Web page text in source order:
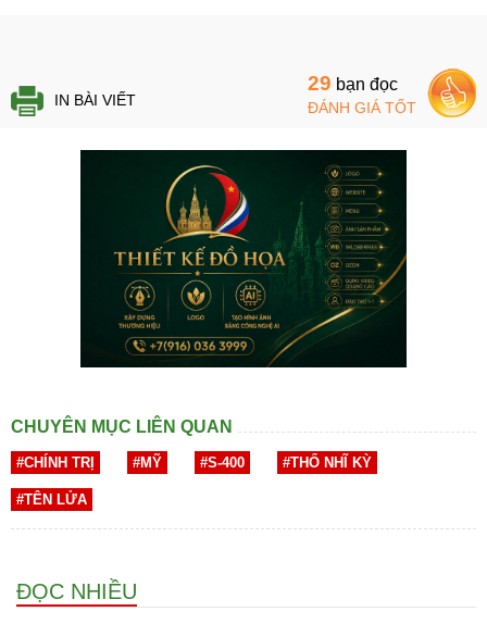
IN BÀI VIẾT
29 bạn đọc
ĐÁNH GIÁ TỐT
CHUYÊN MỤC LIÊN QUAN
#CHÍNH TRỊ #MỸ #S-400 #THỔ NHĨ KỲ
#TÊN LỬA
ĐỌC NHIỀU